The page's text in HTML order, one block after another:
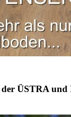
ÜSTRA und